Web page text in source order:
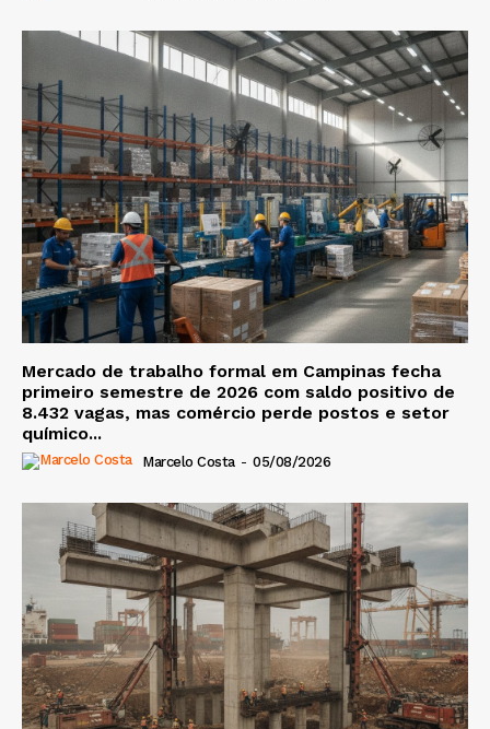
Mercado de trabalho formal em Campinas fecha
primeiro semestre de 2026 com saldo positivo de
8.432 vagas, mas comércio perde postos e setor
químico...
Marcelo Costa - 05/08/2026